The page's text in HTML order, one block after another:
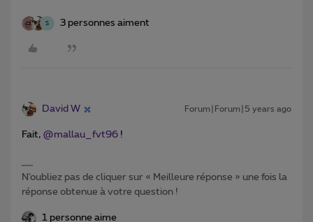
S 3 personnes aiment
David W Forum|Forum|5 years ago
Fait, @mallau_fvt96 !
N’oubliez pas de cliquer sur « Meilleure réponse » une fois la
réponse obtenue à votre question !
1 personne aime